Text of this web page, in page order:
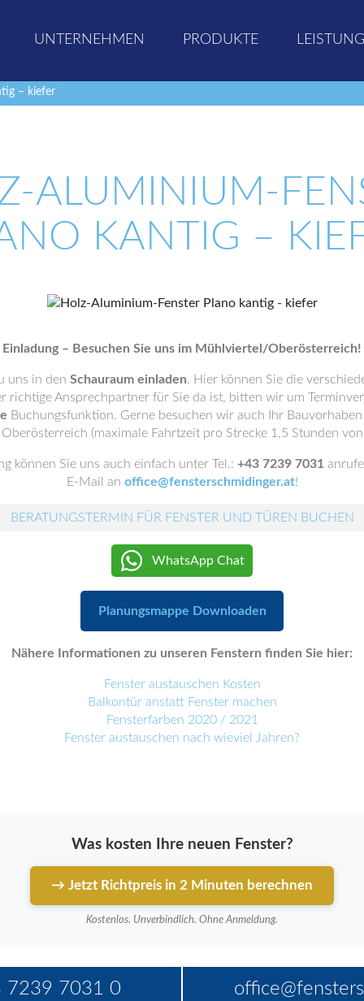
UNTERNEHMEN PRODUKTE
– kiefer
ALUMINIUM-
KANTIG –
Einladung – Besuchen Sie uns im Mühlviertel/Oberösterreich!
uns in den Schauraum einladen. Hier können Sie die
richtige Ansprechpartner für Sie da ist, bitten wir um
Buchungsfunktion. Gerne besuchen wir auch Ihr
(maximale Fahrtzeit pro Strecke 1,5 Stunden
können Sie uns auch einfach unter Tel.: +43 7239 7031
E-Mail an office@fensterschmidinger.at!
BERATUNGSTERMIN FÜR FENSTER UND TÜREN BUCHEN
WhatsApp Chat
Planungsmappe Downloaden
Nähere Informationen zu unseren Fenstern finden Sie hier:
Fenster austauschen Kosten
Balkontür anstatt Fenster machen
Fensterfarben 2020 / 2021
Fenster austauschen nach wieviel Jahren?
Was kosten Ihre neuen Fenster?
→ Jetzt Richtpreis in 2 Minuten berechnen
Kostenlos. Unverbindlich. Ohne Anmeldung.
7239 7031 0